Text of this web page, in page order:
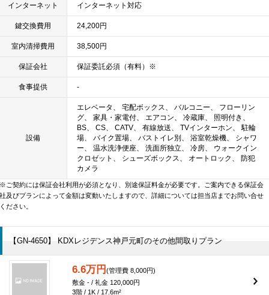
インターネット インターネット対応
鍵交換費用 24,200円
室内清掃費用 38,500円
保証会社 保証委託必須（有料）※
食事提供 -
設備
エレベータ、 宅配ボックス、 バルコニー、 フローリン
グ、 家具・家電付、 エアコン、 冷蔵庫、 照明付き、
BS、 CS、 CATV、 有線放送、 TVインターホン、 駐輪
場、 バイク置場、 バストイレ別、 浴室乾燥機、 シャワ
ー、 温水洗浄便座、 洗面所独立、 冷房、 ウォークイン
クロゼット、 シューズボックス、 オートロック、 防犯
カメラ
※ご契約には保証会社利用が必須となり、別途保証料金が必要です。ご案内できる保証会
社及びプランによって金額は変動いたしますので、詳細については担当店までお問い合せ
ください。
【GN-4650】 KDXレジデンス神戸元町のその他間取りプラン
6.6万円 (管理費 8,000円)
敷金 - / 礼金 120,000円
3階 / 1K / 17.6m²